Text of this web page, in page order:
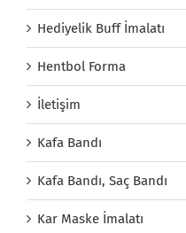
Hediyelik Buff İmalatı
Hentbol Forma
İletişim
Kafa Bandı
Kafa Bandı, Saç Bandı
Kar Maske İmalatı